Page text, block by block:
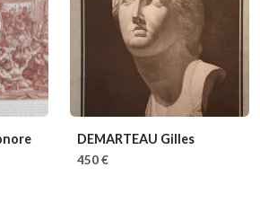
DEMARTEAU Gilles
450 €